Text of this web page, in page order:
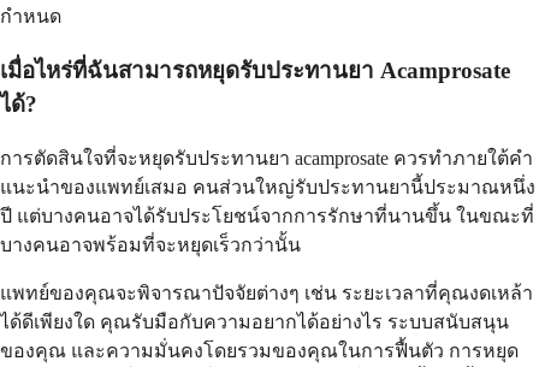
กำหนด
เมื่อไหร่ที่ฉันสามารถหยุดรับประทานยา Acamprosate
ได้?
การตัดสินใจที่จะหยุดรับประทานยา acamprosate ควรทำภายใต้คำ
แนะนำของแพทย์เสมอ คนส่วนใหญ่รับประทานยานี้ประมาณหนึ่ง
ปี แต่บางคนอาจได้รับประโยชน์จากการรักษาที่นานขึ้น ในขณะที่
บางคนอาจพร้อมที่จะหยุดเร็วกว่านั้น
แพทย์ของคุณจะพิจารณาปัจจัยต่างๆ เช่น ระยะเวลาที่คุณงดเหล้า
ได้ดีเพียงใด คุณรับมือกับความอยากได้อย่างไร ระบบสนับสนุน
ของคุณ และความมั่นคงโดยรวมของคุณในการฟื้นตัว การหยุด